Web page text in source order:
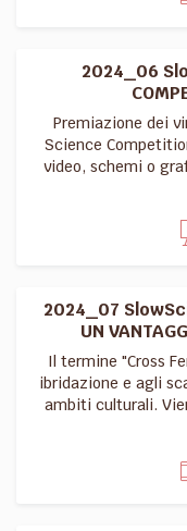
2024_06
Premiazione dei
Science
video, schemi o
2024_07
UN
Il termine "Cross
ibridazione e agli
ambiti culturali.